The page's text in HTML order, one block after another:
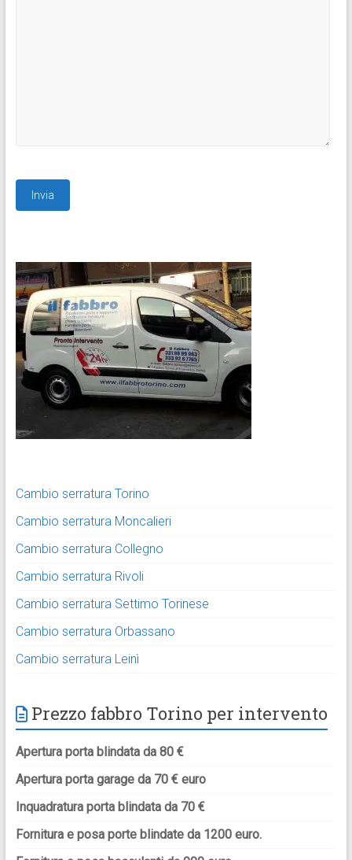
Cambio serratura Torino
Cambio serratura Moncalieri
Cambio serratura Collegno
Cambio serratura Rivoli
Cambio serratura Settimo Torinese
Cambio serratura Orbassano
Cambio serratura Leinì
Prezzo fabbro Torino per intervento
Apertura porta blindata da 80 €
Apertura porta garage da 70 € euro
Inquadratura porta blindata da 70 €
Fornitura e posa porte blindate da 1200 euro.